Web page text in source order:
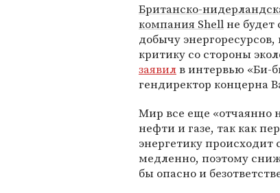
Британско-
компания Shellне будет
добычу
критику со стороны
заявилв интервью «Би-
гендиректор концерна
Мир все еще «отчаянно
нефти и газе, так как
энергетику
медленно, поэтому
бы опасно и